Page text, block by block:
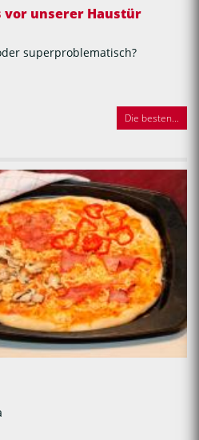
vor unserer Haustür
superproblematisch?
Die besten...